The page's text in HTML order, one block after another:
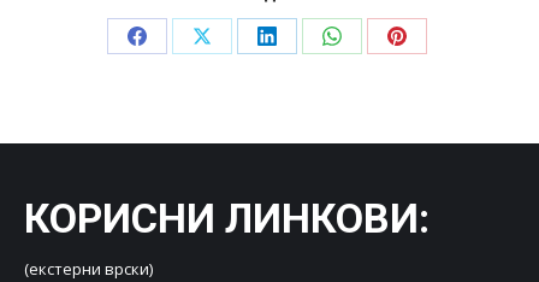
Share
Share
Share
Share
Share
КОРИСНИ ЛИНКОВИ:
(екстерни врски)